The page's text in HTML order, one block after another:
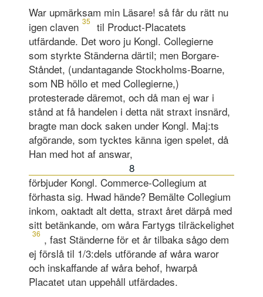
War upmärksam min Läsare! så får du rätt nu
igen claven 35
til Product-Placatets
utfärdande. Det woro ju Kongl. Collegierne
som styrkte Ständerna därtil; men Borgare-
Ståndet, (undantagande Stockholms-Boarne,
som NB höllo et med Collegierne,)
protesterade däremot, och då man ej war i
stånd at få handelen i detta nät straxt insnärd,
bragte man dock saken under Kongl. Maj:ts
afgörande, som tycktes känna igen spelet, då
Han med hot af answar,
8
förbjuder Kongl. Commerce-Collegium at
förhasta sig. Hwad hände? Bemälte Collegium
inkom, oaktadt alt detta, straxt året därpå med
sitt betänkande, om wåra Fartygs tilräckelighet
36 , fast Ständerne för et år tilbaka sågo dem
ej förslå til 1/3:dels utförande af wåra waror
och inskaffande af wåra behof, hwarpå
Placatet utan uppehåll utfärdades.